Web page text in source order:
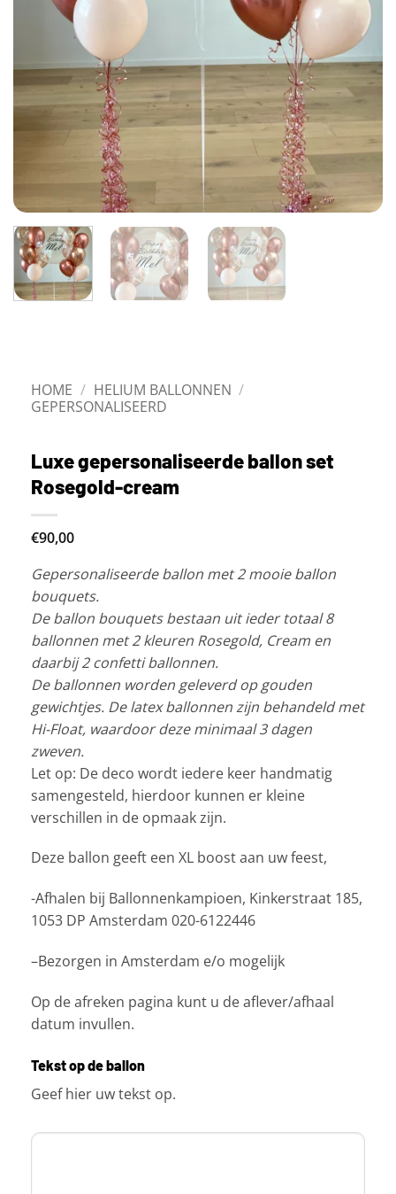
HOME / HELIUM BALLONNEN /
GEPERSONALISEERD
Luxe gepersonaliseerde ballon set
Rosegold-cream
€90,00
Gepersonaliseerde ballon met 2 mooie ballon
bouquets.
De ballon bouquets bestaan uit ieder totaal 8
ballonnen met 2 kleuren Rosegold, Cream en
daarbij 2 confetti ballonnen.
De ballonnen worden geleverd op gouden
gewichtjes. De latex ballonnen zijn behandeld met
Hi-Float, waardoor deze minimaal 3 dagen
zweven.
Let op: De deco wordt iedere keer handmatig
samengesteld, hierdoor kunnen er kleine
verschillen in de opmaak zijn.
Deze ballon geeft een XL boost aan uw feest,
-Afhalen bij Ballonnenkampioen, Kinkerstraat 185,
1053 DP Amsterdam 020-6122446
–Bezorgen in Amsterdam e/o mogelijk
Op de afreken pagina kunt u de aflever/afhaal
datum invullen.
Tekst op de ballon
Geef hier uw tekst op.